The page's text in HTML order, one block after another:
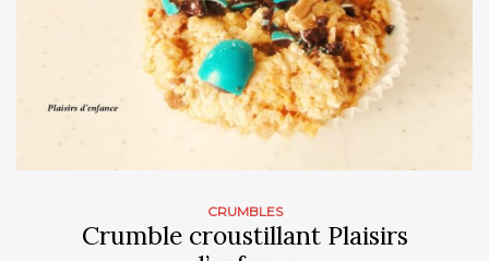
CRUMBLES
Crumble croustillant Plaisirs